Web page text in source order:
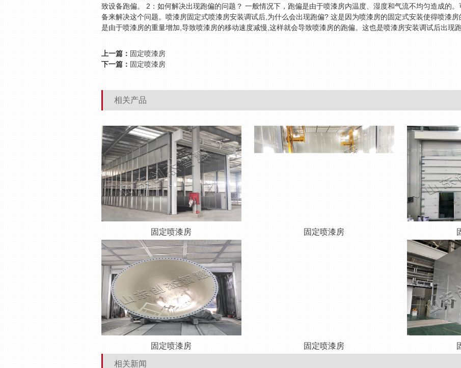
致设备跑偏。 2：如何解决出现跑偏的问题？ 一般情况下，跑偏是由于喷漆房内温度、湿度和气流不均匀造成的
备来解决这个问题。喷漆房固定式喷漆房安装调试后,为什么会出现跑偏? 这是因为喷漆房的固定式安装使得喷漆
是由于喷漆房的重量增加,导致喷漆房的移动速度减慢,这样就会导致喷漆房的跑偏。这也是喷漆房安装调试后出现跑
上一篇： 固定喷漆房
下一篇： 固定喷漆房
相关产品
固定喷漆房 固定喷漆房
固定喷漆房 固定喷漆房
相关新闻